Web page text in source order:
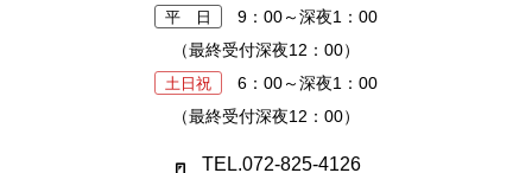
平 日
9：00～深夜1：00
（最終受付深夜12：00）
土日祝
6：00～深夜1：00
（最終受付深夜12：00）
TEL.072-825-4126